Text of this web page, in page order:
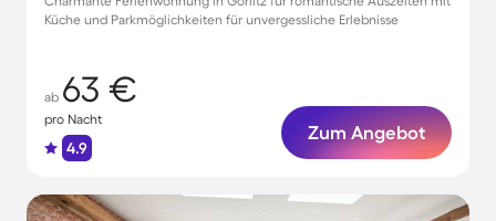
Küche und Parkmöglichkeiten für unvergessliche Erlebnisse
ab 63 €
pro Nacht
4.9
Zum Angebot